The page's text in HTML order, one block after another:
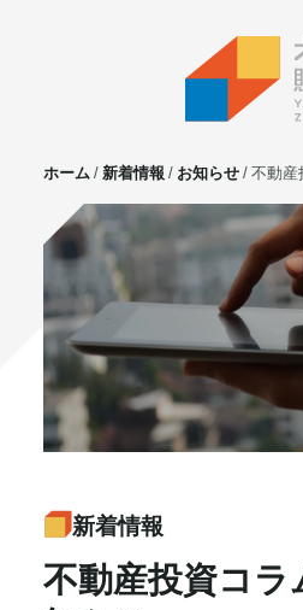
サービス
不動産投資
⼟
マンション管理
賃
実需用戸建・マンション
ホ
お客様の声
書籍・メディア お
ホーム 新着情報 お知らせ 不動産
新着情報
不動産投資コ